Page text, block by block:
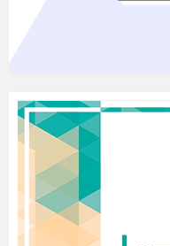
Книга, до
види рослин і
виду організмів
(Природознавство)
Високий
інфекційні
Чому у